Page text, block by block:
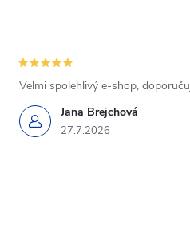
Jana Brejchová
27.7.2026
Velmi spolehlivý e-shop,